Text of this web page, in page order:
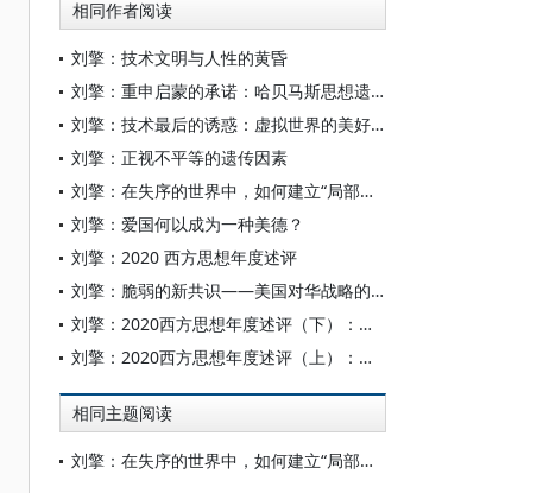
相同作者阅读
刘擎：技术文明与人性的黄昏
刘擎：重申启蒙的承诺：哈贝马斯思想遗产及其当代处境
刘擎：技术最后的诱惑：虚拟世界的美好生活
刘擎：正视不平等的遗传因素
刘擎：在失序的世界中，如何建立“局部秩序”？
刘擎：爱国何以成为一种美德？
刘擎：2020 西方思想年度述评
刘擎：脆弱的新共识——美国对华战略的分歧
刘擎：2020西方思想年度述评（下）：国际变局与欧洲趋势
刘擎：2020西方思想年度述评（上）：美国大选与民主危机
相同主题阅读
刘擎：在失序的世界中，如何建立“局部秩序”？